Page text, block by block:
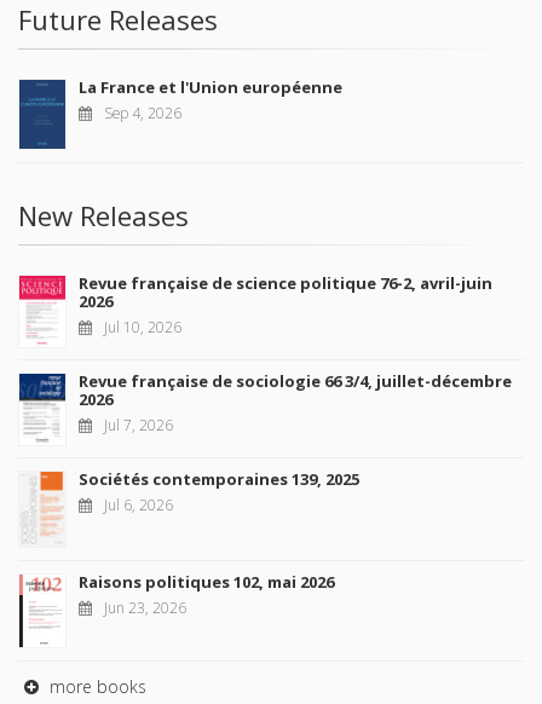
Future Releases
La France et l'Union européenne
Sep 4, 2026
New Releases
Revue française de science politique 76-2, avril-juin
2026
Jul 10, 2026
Revue française de sociologie 66 3/4, juillet-décembre
2026
Jul 7, 2026
Sociétés contemporaines 139, 2025
Jul 6, 2026
Raisons politiques 102, mai 2026
Jun 23, 2026
more books